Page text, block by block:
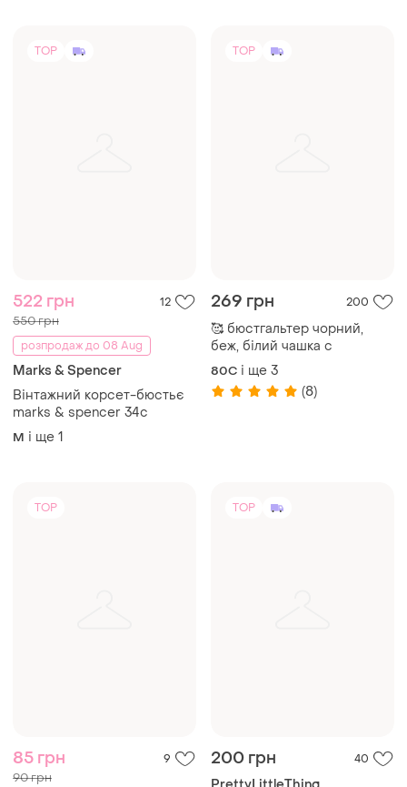
TOP
522 грн 12
550 грн
розпродаж до 08 Aug
Marks & Spencer
Вінтажний корсет-бюстьє
marks & spencer 34c
M і ще 1
TOP
269 грн 200
🥰 бюстгальтер чорний,
беж, білий чашка с
80C і ще 3
(8)
TOP
85 грн 9
90 грн
TOP
200 грн 40